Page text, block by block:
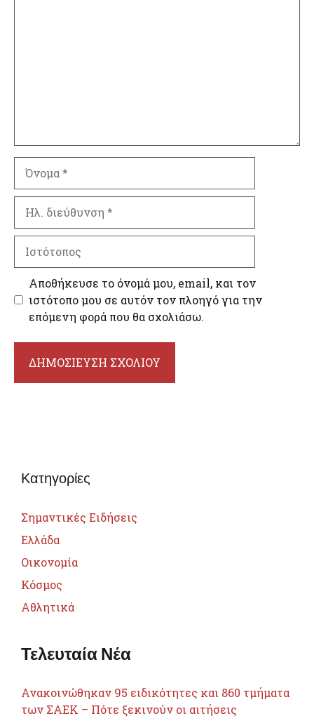
διεύθυνση
Αποθήκευσε το όνομά μου, email, και τον
ιστότοπο μου σε αυτόν τον πλοηγό για την
επόμενη φορά που θα σχολιάσω.
Κατηγορίες
Σημαντικές Ειδήσεις
Ελλάδα
Οικονομία
Κόσμος
Αθλητικά
Τελευταία Νέα
Ανακοινώθηκαν 95 ειδικότητες και 860 τμήματα
των ΣΑΕΚ – Πότε ξεκινούν οι αιτήσεις